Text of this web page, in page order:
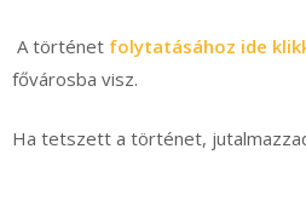
A történet folytatásához ide
fővárosba visz.
Ha tetszett a történet,